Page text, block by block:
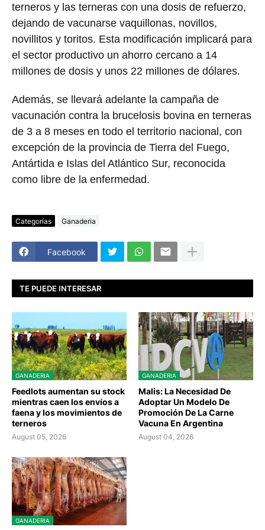
terneros y las terneras con una dosis de refuerzo,
dejando de vacunarse vaquillonas, novillos,
novillitos y toritos. Esta modificación implicará para
el sector productivo un ahorro cercano a 14
millones de dosis y unos 22 millones de dólares.
Además, se llevará adelante la campaña de
vacunación contra la brucelosis bovina en terneras
de 3 a 8 meses en todo el territorio nacional, con
excepción de la provincia de Tierra del Fuego,
Antártida e Islas del Atlántico Sur, reconocida
como libre de la enfermedad.
Categorías Ganaderia
Facebook
TE PUEDE INTERESAR
GANADERIA
Feedlots aumentan su stock
mientras caen los envíos a
faena y los movimientos de
terneros
August 05, 2026
GANADERIA
Malis: La Necesidad De
Adoptar Un Modelo De
Promoción De La Carne
Vacuna En Argentina
August 04, 2026
GANADERIA